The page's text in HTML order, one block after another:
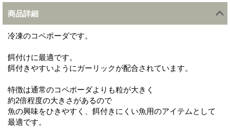
商品詳細
冷凍のコペポーダです。
餌付けに最適です。
餌付きやすいようにガーリックが配合されています。
特徴は通常のコペポーダよりも粒が大きく
約2倍程度の大きさがあるので
魚の興味をひきやすく、餌付きにくい魚用のアイテムとして
最適です。